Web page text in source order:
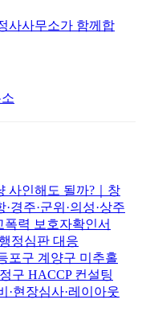
사사무소가 함께합
사인해도 될까?｜창
·경주·군위·의성·상주
폭력 보호자확인서
정심판 대응
포구 계양구 미추홀
구 HACCP 컨설팅
·현장심사·레이아웃